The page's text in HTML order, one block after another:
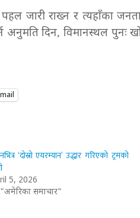
जारी राख्न र त्यहाँका
अनुमति दिन, विमानस्थल
‘दोस्रो एयरम्यान’ उद्धार गरिएको ट्रमको
5, 2026
समाचार"